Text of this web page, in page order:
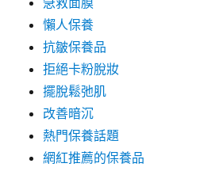
懶人保養
抗皺保養品
拒絕卡粉脫妝
擺脫鬆弛肌
改善暗沉
熱門保養話題
網紅推薦的保養品